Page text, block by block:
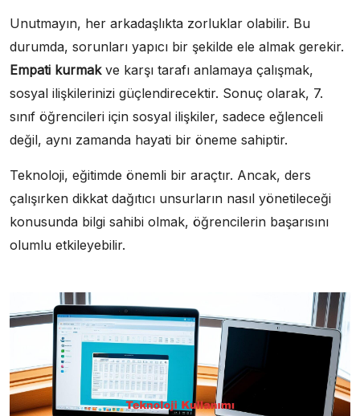
Unutmayın, her arkadaşlıkta zorluklar olabilir. Bu
durumda, sorunları yapıcı bir şekilde ele almak gerekir.
Empati kurmakve karşı tarafı anlamaya çalışmak,
sosyal ilişkilerinizi güçlendirecektir. Sonuç olarak, 7.
sınıf öğrencileri için sosyal ilişkiler, sadece eğlenceli
değil, aynı zamanda hayati bir öneme sahiptir.
Teknoloji, eğitimde önemli bir araçtır. Ancak, ders
çalışırken dikkat dağıtıcı unsurların nasıl yönetileceği
konusunda bilgi sahibi olmak, öğrencilerin başarısını
olumlu etkileyebilir.